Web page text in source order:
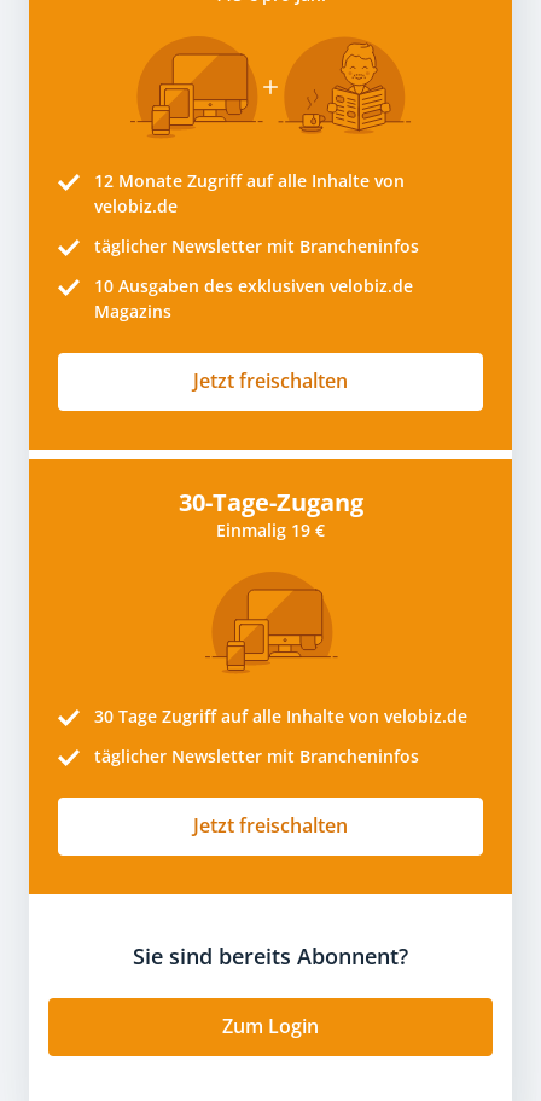
12 Monate Zugriff auf alle Inhalte von
velobiz.de
täglicher Newsletter mit Brancheninfos
10 Ausgaben des exklusiven velobiz.de
Magazins
Jetzt freischalten
30-Tage-Zugang
Einmalig 19 €
30 Tage Zugriff auf alle Inhalte von velobiz.de
täglicher Newsletter mit Brancheninfos
Jetzt freischalten
Sie sind bereits Abonnent?
Zum Login